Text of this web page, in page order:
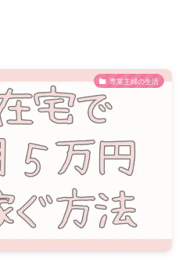
専業主婦の生活